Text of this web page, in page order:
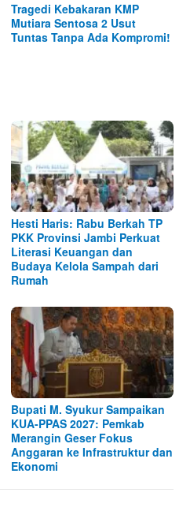
Tragedi Kebakaran KMP
Mutiara Sentosa 2 Usut
Tuntas Tanpa Ada Kompromi!
Hesti Haris: Rabu Berkah TP
PKK Provinsi Jambi Perkuat
Literasi Keuangan dan
Budaya Kelola Sampah dari
Rumah
Bupati M. Syukur Sampaikan
KUA-PPAS 2027: Pemkab
Merangin Geser Fokus
Anggaran ke Infrastruktur dan
Ekonomi